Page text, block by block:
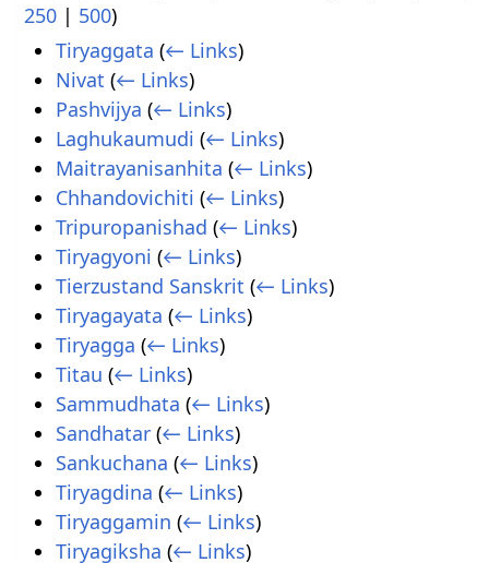
250 | 500)
Tiryaggata (← Links)
Nivat (← Links)
Pashvijya (← Links)
Laghukaumudi (← Links)
Maitrayanisanhita (← Links)
Chhandovichiti (← Links)
Tripuropanishad (← Links)
Tiryagyoni (← Links)
Tierzustand Sanskrit (← Links)
Tiryagayata (← Links)
Tiryagga (← Links)
Titau (← Links)
Sammudhata (← Links)
Sandhatar (← Links)
Sankuchana (← Links)
Tiryagdina (← Links)
Tiryaggamin (← Links)
Tiryagiksha (← Links)